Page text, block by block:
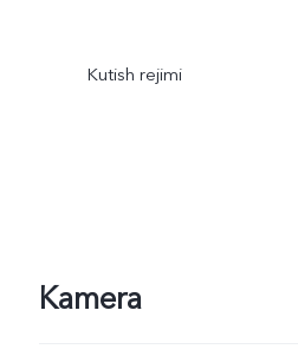
Kutish rejimi
Kamera